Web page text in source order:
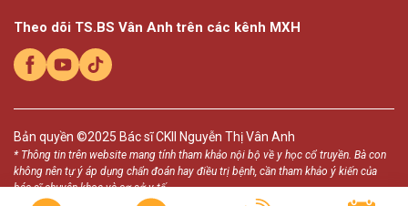
Theo dõi TS.BS Vân Anh trên các kênh MXH
Bản quyền ©2025 Bác sĩ CKII Nguyễn Thị Vân Anh
* Thông tin trên website mang tính tham khảo nội bộ về y học cổ truyền. Bà con
không nên tự ý áp dụng chẩn đoán hay điều trị bệnh, cần tham khảo ý kiến của
bác sĩ chuyên khoa và cơ sở y tế.